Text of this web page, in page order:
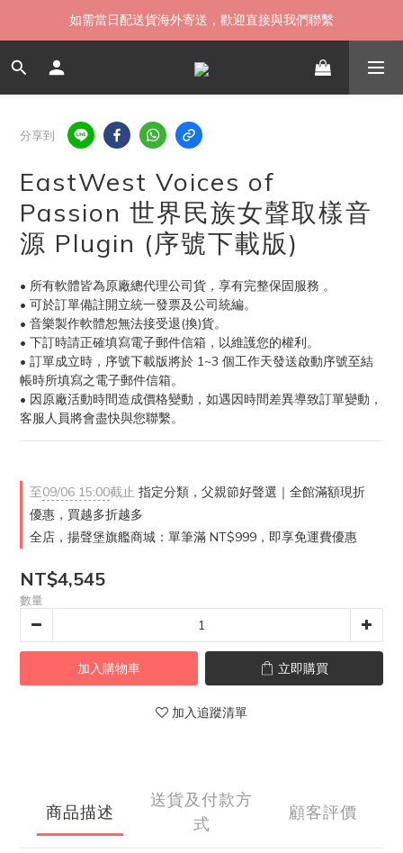
如需當日配送貨海外寄送，歡迎直接與我們聯繫
如需當日配送貨海外寄送，歡迎直接與我們聯繫
無卡分期 零利率 好輕鬆【立即填表】
如需當日配送貨海外寄送，歡迎直接與我們聯繫
分享到
EastWest Voices of
Passion 世界民族女聲取樣音
源 Plugin (序號下載版)
• 所有軟體皆為原廠總代理公司貨，享有完整保固服務 。
• 可於訂單備註開立統一發票及公司統編。
• 音樂製作軟體恕無法接受退(換)貨。
• 下訂時請正確填寫電子郵件信箱，以維護您的權利。
• 訂單成立時，序號下載版將於 1~3 個工作天發送啟動序號至結
帳時所填寫之電子郵件信箱。
• 因原廠活動時間造成價格變動，如遇因時間差異導致訂單變動，
客服人員將會盡快與您聯繫。
至09/06 15:00截止 指定分類，父親節好聲選｜全館滿額現折
優惠，買越多折越多
全店，揚聲堡旗艦商城：單筆滿 NT$999，即享免運費優惠
NT$4,545
數量
加入購物車 立即購買
加入追蹤清單
商品描述
送貨及付款方
式
顧客評價